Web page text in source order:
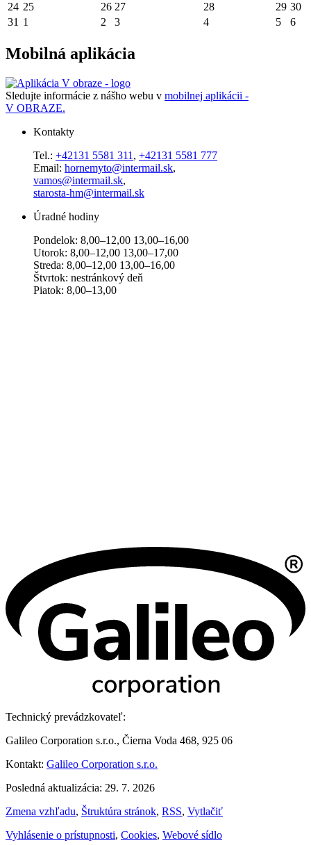
24 25 26 27 28 29 30
31 1 2 3 4 5 6
Mobilná aplikácia
Sledujte informácie z nášho webu v mobilnej aplikácii -
V OBRAZE.
Kontakty
Tel.: +42131 5581 311 , +42131 5581 777
Email: hornemyto@intermail.sk,
vamos@intermail.sk,
starosta-hm@intermail.sk
Úradné hodiny
Pondelok: 8,00–12,00 13,00–16,00
Utorok: 8,00–12,00 13,00–17,00
Streda: 8,00–12,00 13,00–16,00
Štvrtok: nestránkový deň
Piatok: 8,00–13,00
Technický prevádzkovateľ:
Galileo Corporation s.r.o., Čierna Voda 468, 925 06
Kontakt: Galileo Corporation s.r.o.
Posledná aktualizácia: 29. 7. 2026
Zmena vzhľadu, Štruktúra stránok, RSS, Vytlačiť
Vyhlásenie o prístupnosti, Cookies, Webové sídlo